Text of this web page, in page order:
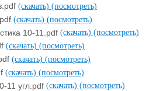
(скачать) (посмотреть)
(скачать) (посмотреть)
10-11.pdf (скачать) (посмотреть)
(скачать) (посмотреть)
(скачать) (посмотреть)
(скачать) (посмотреть)
11 угл.pdf (скачать) (посмотреть)